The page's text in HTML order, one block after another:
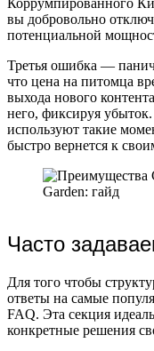
Коррумпированного
вы добровольно
потенциальной
Третья ошибка —
что цена на питомца
выхода нового
него, фиксируя
используют такие
быстро вернется к
Часто
Для того чтобы
ответы на самые
FAQ. Эта секция
конкретные решения